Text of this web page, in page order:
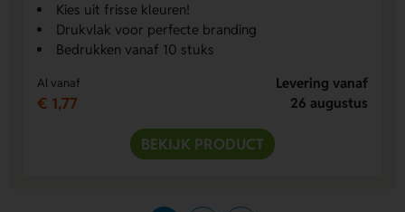
Kies uit frisse kleuren!
Drukvlak voor perfecte branding
Bedrukken vanaf 10 stuks
Al vanaf
€ 1,77
Levering vanaf
26 augustus
BEKIJK PRODUCT